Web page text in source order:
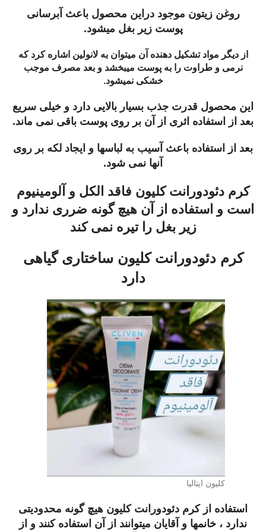
روغن زیتون موجود دراین محصول باعث آبرسانی
پوست زیر بغل میشود.
از دیگر مواد تشکیل دهنده آن میتوان به لانولین اشاره کرد که
نرمی و طراوت را به پوست میبخشد و بعد مصرف موجب
خشکی نمیشود.
این محصول قدرت جذب بسیار بالایی دارد و خیلی سریع
بعد از استفاده اثری از آن بر روی پوست باقی نمی ماند.
بعد از استفاده باعث آسیب به لباسها و ایجاد لکه بر روی
آنها نمی شود.
کرم دئودورانت کلیون فاقد الکل و آلومینیوم
است و استفاده از آن هیچ گونه ضرری ندارد و
زیر بغل را تیره نمی کند
کرم دئودورانت کلیون ساختاری گیاهی
دارد
کلیون ایتالیا
استفاده از کرم دئودورانت کلیون هیچ گونه محدودیتی
ندارد ، خانمها و آقایان میتوانند از آن استفاده کنند و از